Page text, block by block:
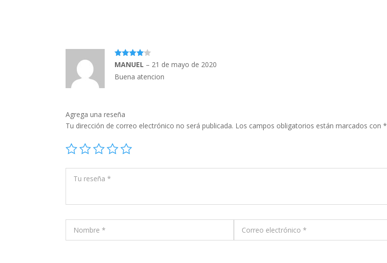
4out of
5
MANUEL – 21 de mayo de 2020
Buena atencion
Agrega una reseña
Tu dirección de correo electrónico no será publicada. Los campos obligatorios están marcados con*